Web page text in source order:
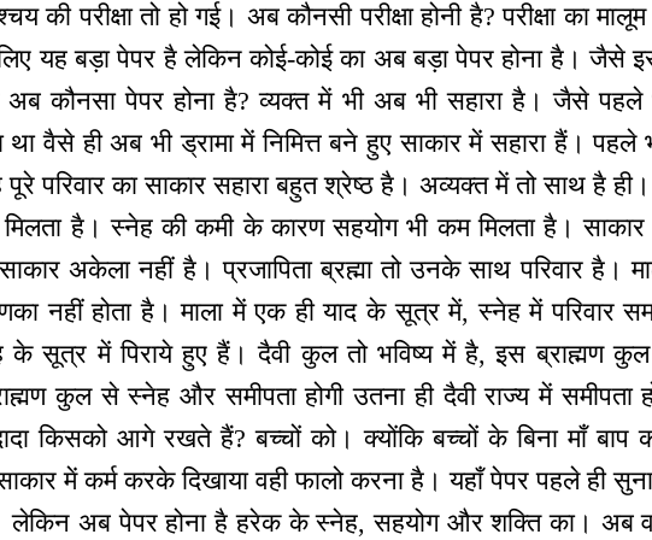
की परीक्षा तो हो गई। अब कौनसी परीक्षा होनी है? परीक्षा का
यह बड़ा पेपर है लेकिन कोई-कोई का अब बड़ा पेपर होना है। जैसे
अब कौनसा पेपर होना है? व्यक्त में भी अब भी सहारा है। जैसे पहले
था वैसे ही अब भी ड्रामा में निमित्त बने हुए साकार में सहारा हैं। पहले
पूरे परिवार का साकार सहारा बहुत श्रेष्ठ है। अव्यक्त में तो साथ है
मिलता है। स्नेह की कमी के कारण सहयोग भी कम मिलता है।
अकेला नहीं है। प्रजापिता ब्रह्मा तो उनके साथ परिवार है।
नहीं होता है। माला में एक ही याद के सूत्र में, स्नेह में परिवार
सूत्र में पिराये हुए हैं। दैवी कुल तो भविष्य में है, इस ब्राह्मण
कुल से स्नेह और समीपता होगी उतना ही दैवी राज्य में समीपता
किसको आगे रखते हैं? बच्चों को। क्योंकि बच्चों के बिना माँ बाप
में कर्म करके दिखाया वही फालो करना है। यहाँ पेपर पहले ही
लेकिन अब पेपर होना है हरेक के स्नेह, सहयोग और शक्ति का।